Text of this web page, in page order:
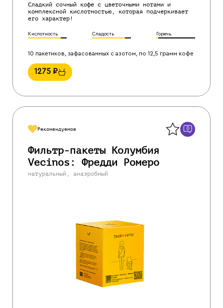
Сладкий сочный кофе с цветочными нотами и
комплексной кислотностью, которая подчеркивает
его характер!
Кислотность Сладость Горечь
10 пакетиков, зафасованных с азотом, по 12,5 грамм кофе
1275 ₽
Рекомендуемое 0
Фильтр-пакеты Колумбия
Vecinos: Фредди Ромеро
натуральный, анаэробный